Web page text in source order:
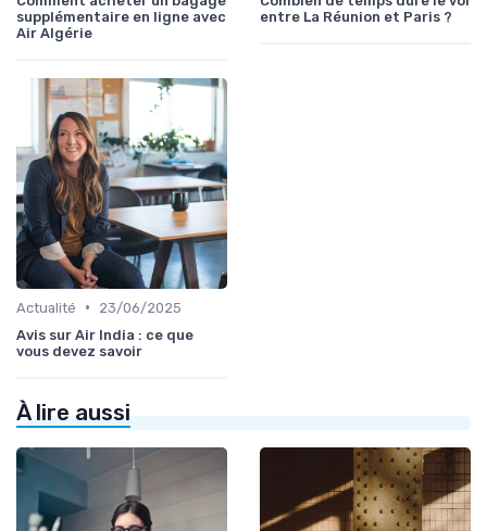
supplémentaire en ligne avec
Air Algérie
entre La Réunion et Paris ?
Actualité •
23/06/2025
Avis sur Air India : ce que
vous devez savoir
À lire aussi